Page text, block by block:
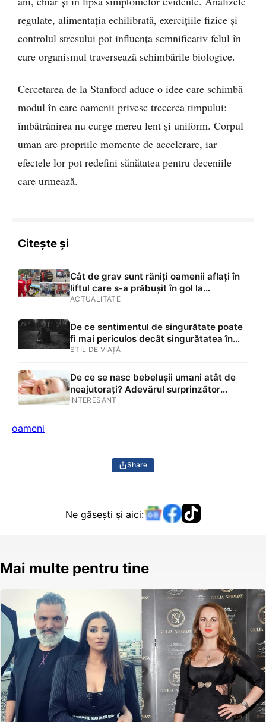
regulate, alimentația echilibrată, exercițiile fizice și
controlul stresului pot influența semnificativ felul în
care organismul traversează schimbările biologice.
Cercetarea de la Stanford aduce o idee care schimbă
modul în care oamenii privesc trecerea timpului:
îmbătrânirea nu curge mereu lent și uniform. Corpul
uman are propriile momente de accelerare, iar
efectele lor pot redefini sănătatea pentru deceniile
care urmează.
Citește și
Cât de grav sunt răniți oamenii aflați în
liftul care s-a prăbușit în gol la
Ministerul Transporturilor
ACTUALITATE
De ce sentimentul de singurătate poate
fi mai periculos decât singurătatea în
sine
STIL DE VIAȚĂ
De ce se nasc bebelușii umani atât de
neajutorați? Adevărul surprinzător
despre «dilema obstetrică», creierul
INTERESANT
oameni
Share
Ne găsești și aici:
Mai multe pentru tine